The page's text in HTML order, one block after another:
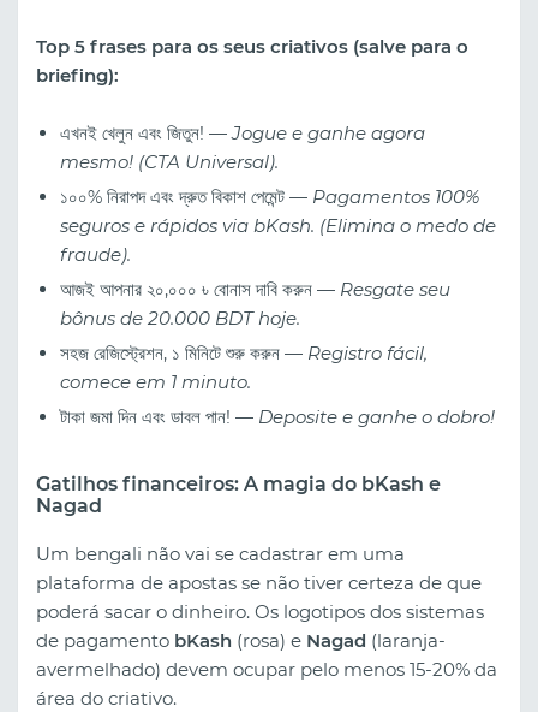
Top 5 frases para os seus criativos (salve para o
briefing):
এখনই খেলুন এবং জিতুন! —Jogue e ganhe agora
mesmo! (CTA Universal).
১০০% নিরাপদ এবং দ্রুত বিকাশ পেমেন্ট — Pagamentos 100%
seguros e rápidos via bKash. (Elimina o medo de
fraude).
আজই আপনার ২০,০০০ ৳ বোনাস দাবি করুন — Resgate seu
bônus de 20.000 BDT hoje.
সহজ রেজিস্ট্রেশন, ১ মিনিটে শুরু করুন — Registro fácil,
comece em 1 minuto.
টাকা জমা দিন এবং ডাবল পান! — Deposite e ganhe o dobro!
Gatilhos financeiros: A magia do bKash e
Nagad
Um bengali não vai se cadastrar em uma
plataforma de apostas se não tiver certeza de que
poderá sacar o dinheiro. Os logotipos dos sistemas
de pagamento bKash (rosa) e Nagad (laranja-
avermelhado) devem ocupar pelo menos 15-20% da
área do criativo.